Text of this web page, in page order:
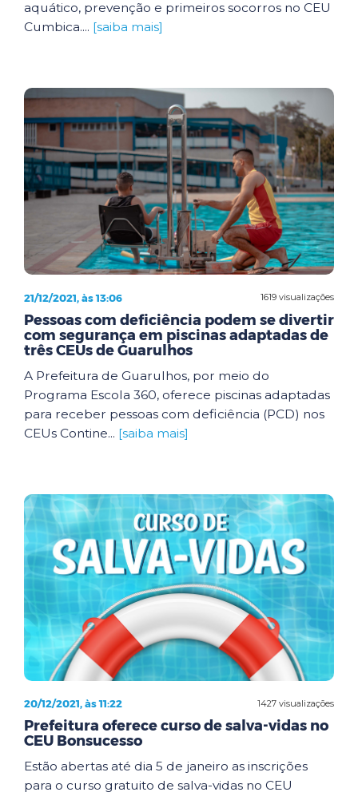
aquático, prevenção e primeiros socorros no CEU
Cumbica.... [saiba mais]
1619 visualizações
21/12/2021, às 13:06
Pessoas com deficiência podem se divertir
com segurança em piscinas adaptadas de
três CEUs de Guarulhos
A Prefeitura de Guarulhos, por meio do
Programa Escola 360, oferece piscinas adaptadas
para receber pessoas com deficiência (PCD) nos
CEUs Contine... [saiba mais]
1427 visualizações
20/12/2021, às 11:22
Prefeitura oferece curso de salva-vidas no
CEU Bonsucesso
Estão abertas até dia 5 de janeiro as inscrições
para o curso gratuito de salva-vidas no CEU